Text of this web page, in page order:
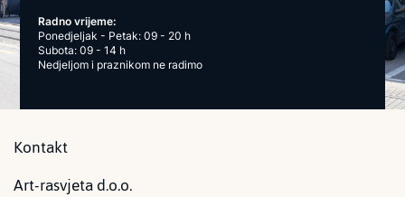
Radno vrijeme:
Ponedjeljak - Petak: 09 - 20 h
Subota: 09 - 14 h
Nedjeljom i praznikom ne radimo
Kontakt
Art-rasvjeta d.o.o.